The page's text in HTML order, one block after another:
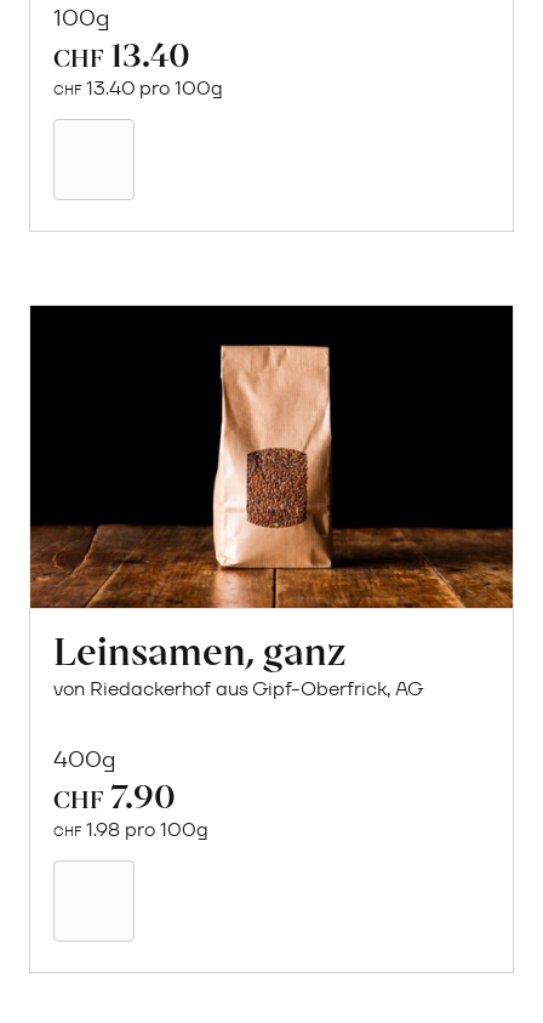
100g
CHF 13.40
CHF 13.40 pro 100g
Leinsamen, ganz
von Riedackerhof aus Gipf-Oberfrick, AG
400g
CHF 7.90
CHF 1.98 pro 100g